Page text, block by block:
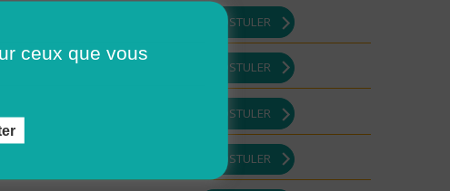
POSTULER
30/04/2026 POSTULER
POSTULER
POSTULER
ceux que vous